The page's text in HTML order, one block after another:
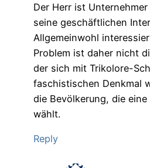
Der Herr ist
seine geschäftlichen
Allgemeinwohl
Problem ist daher nicht
der sich mit Trikolore-
faschistischen Denkmal
die Bevölkerung, die
wählt.
Reply